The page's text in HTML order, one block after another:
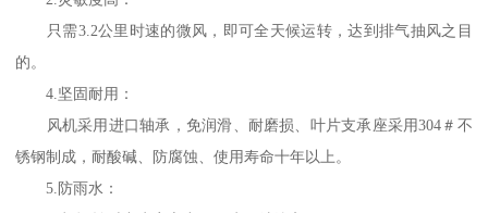
只需3.2公里时速的微风，即可全天候运转，达到排气抽风之目
的。
4.坚固耐用：
风机采用进口轴承，免润滑、耐磨损、叶片支承座采用304＃不
锈钢制成，耐酸碱、防腐蚀、使用寿命十年以上。
5.防雨水：